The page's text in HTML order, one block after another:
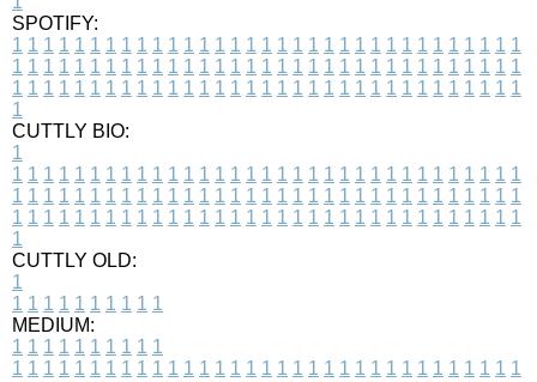
SPOTIFY:
1 1 1 1 1 1 1 1 1 1 1 1 1 1 1 1 1 1 1 1 1 1 1 1 1 1 1 1 1 1 1 1 1
1 1 1 1 1 1 1 1 1 1 1 1 1 1 1 1 1 1 1 1 1 1 1 1 1 1 1 1 1 1 1 1 1
1 1 1 1 1 1 1 1 1 1 1 1 1 1 1 1 1 1 1 1 1 1 1 1 1 1 1 1 1 1 1 1 1
1
CUTTLY BIO:
1
1 1 1 1 1 1 1 1 1 1 1 1 1 1 1 1 1 1 1 1 1 1 1 1 1 1 1 1 1 1 1 1 1
1 1 1 1 1 1 1 1 1 1 1 1 1 1 1 1 1 1 1 1 1 1 1 1 1 1 1 1 1 1 1 1 1
1 1 1 1 1 1 1 1 1 1 1 1 1 1 1 1 1 1 1 1 1 1 1 1 1 1 1 1 1 1 1 1 1
1
CUTTLY OLD:
1
1 1 1 1 1 1 1 1 1 1
MEDIUM:
1 1 1 1 1 1 1 1 1 1
1 1 1 1 1 1 1 1 1 1 1 1 1 1 1 1 1 1 1 1 1 1 1 1 1 1 1 1 1 1 1 1 1